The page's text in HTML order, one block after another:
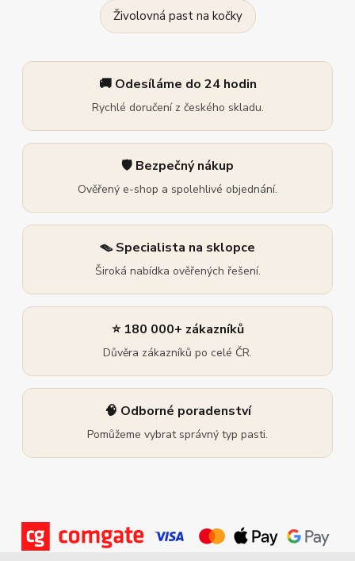
Živolovná past na kočky
🚚 Odesíláme do 24 hodin
Rychlé doručení z českého skladu.
🛡️ Bezpečný nákup
Ověřený e-shop a spolehlivé objednání.
🪤 Specialista na sklopce
Široká nabídka ověřených řešení.
⭐ 180 000+ zákazníků
Důvěra zákazníků po celé ČR.
🧠 Odborné poradenství
Pomůžeme vybrat správný typ pasti.